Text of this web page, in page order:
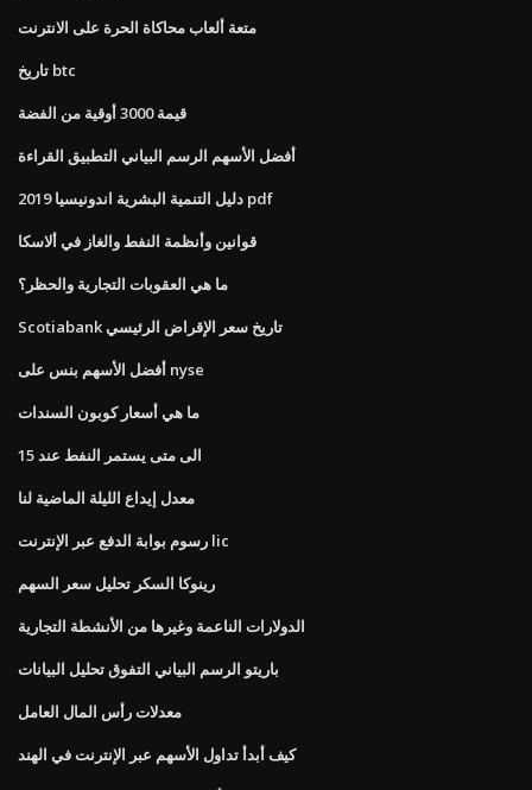
متعة ألعاب محاكاة الحرة على الانترنت
تاريخ btc
قيمة 3000 أوقية من الفضة
أفضل الأسهم الرسم البياني التطبيق القراءة
دليل التنمية البشرية اندونيسيا 2019 pdf
قوانين وأنظمة النفط والغاز في ألاسكا
ما هي العقوبات التجارية والحظر؟
Scotiabank تاريخ سعر الإقراض الرئيسي
أفضل الأسهم بنس على nyse
ما هي أسعار كوبون السندات
الى متى يستمر النفط عند 15
معدل إيداع الليلة الماضية لنا
رسوم بوابة الدفع عبر الإنترنت lic
رينوكا السكر تحليل سعر السهم
الدولارات الناعمة وغيرها من الأنشطة التجارية
باريتو الرسم البياني التفوق تحليل البيانات
معدلات رأس المال العامل
كيف أبدأ تداول الأسهم عبر الإنترنت في الهند